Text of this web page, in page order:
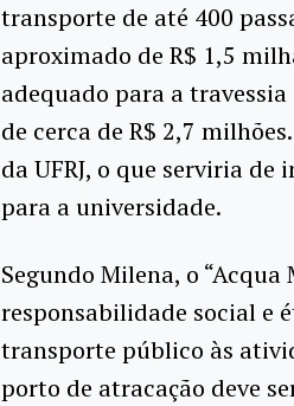
transporte de até 400
aproximado de R$ 1,5
adequado para a
de cerca de R$ 2,7
da UFRJ, o que serviria
para a universidade.
Segundo Milena, o
responsabilidade social e
transporte público às
porto de atracação deve